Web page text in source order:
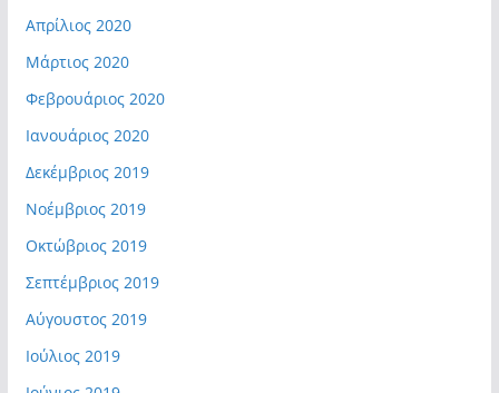
Απρίλιος 2020
Μάρτιος 2020
Φεβρουάριος 2020
Ιανουάριος 2020
Δεκέμβριος 2019
Νοέμβριος 2019
Οκτώβριος 2019
Σεπτέμβριος 2019
Αύγουστος 2019
Ιούλιος 2019